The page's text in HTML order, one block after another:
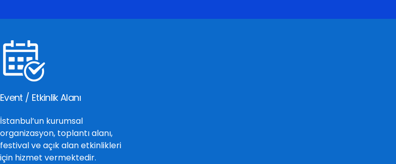
Event / Etkinlik Alanı
İstanbul’un kurumsal
organizasyon, toplantı alanı,
festival ve açık alan etkinlikleri
için hizmet vermektedir.